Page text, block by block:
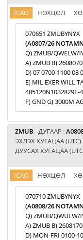
ICAO НӨХЦӨЛ
070651 ZMUBYNYX
(A0807/26 NOTAMN
Q) ZMUB/QWELW/
A) ZMUB B)
D) 07 0700-1100 08
E) MIL EXER WILL
485120N1032829E-
F) GND G) 3000M
ZMUB ДУГААР :
ЭХЛЭХ ХУГАЦАА (UTC)
ДУУСАХ ХУГАЦАА
ICAO НӨХЦӨЛ
070710 ZMUBYNYX
(A0808/26 NOTAMN
Q) ZMUB/QWULW/
A) ZMUB B)
D) MON-FRI 0100-